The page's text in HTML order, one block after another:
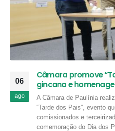
06
ago
Câmara promove
gincana e
A Câmara de Paulínia
“Tarde dos Pais”, evento
comissionados e
comemoração do Dia dos